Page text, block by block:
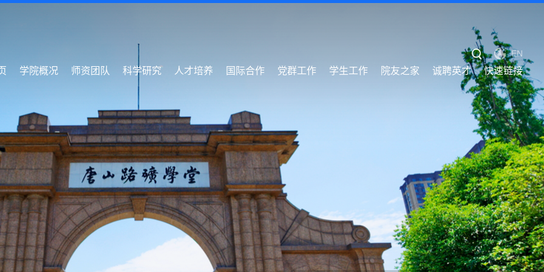
EN
学院概况 师资团队 科学研究 人才培养 国际合作 党群工作 学生工作 院友之家 诚聘英才 快速链接